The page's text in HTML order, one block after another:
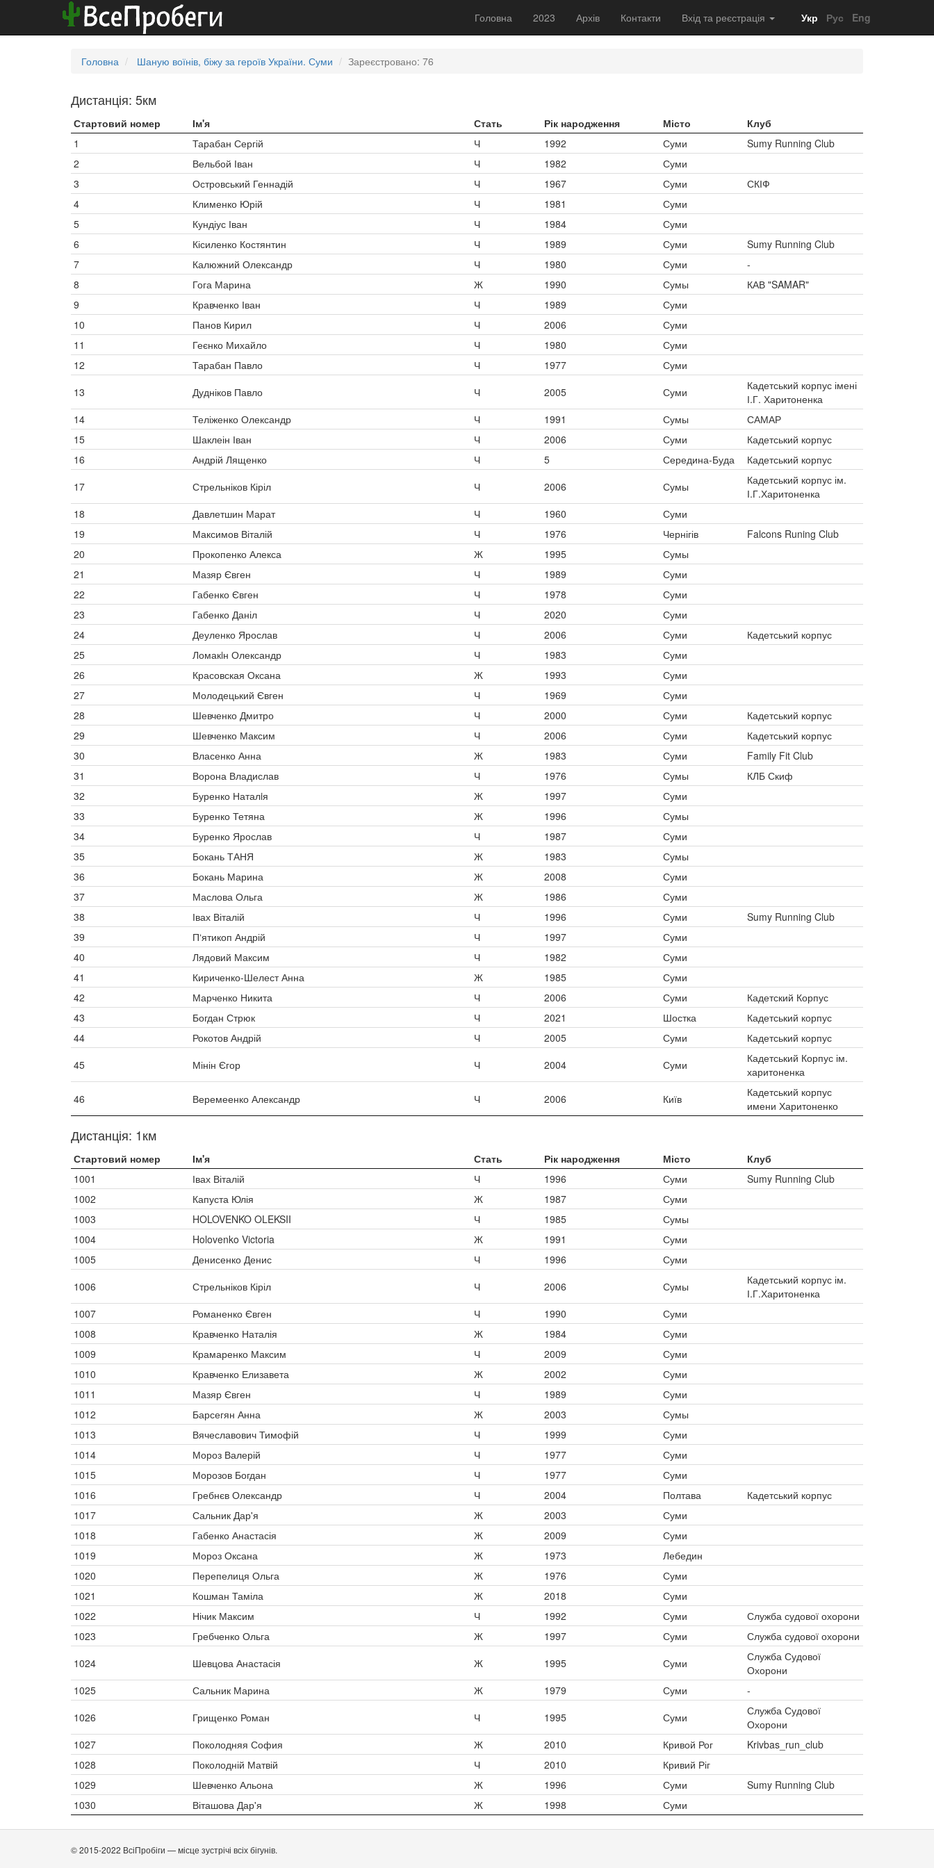
Головна 2023 Архів Контакти Вхід та реєстрація Укр Рус Eng
Головна Шаную воїнів, біжу за героїв України. Суми Зареєстровано: 76
Дистанція: 5км
Стартовий номер Ім'я Стать Рік народження Місто
Клуб
1
Тарабан Сергій Ч 1992 Суми
Sumy Running Club
2
Вельбой Іван Ч 1982
Суми
3
Островський Геннадій Ч 1967 Суми
СКІФ
4
Клименко Юрій Ч 1981
Суми
5
Кундіус Іван Ч 1984
Суми
6
Кісиленко Костянтин Ч 1989 Суми
Sumy Running Club
7
Калюжний Олександр Ч 1980 Суми
-
8
Гога Марина Ж 1990 Сумы
КАВ "SAMAR"
9
Кравченко Іван Ч 1989
Суми
10
Панов Кирил Ч 2006
Суми
11
Геєнко Михайло Ч 1980
Суми
12
Тарабан Павло Ч 1977
Суми
13
Дудніков Павло Ч 2005 Суми
Кадетський корпус імені
І.Г. Харитоненка
14
Теліженко Олександр Ч 1991 Сумы
САМАР
15
Шаклеін Іван Ч 2006 Суми
Кадетський корпус
16
Андрій Лященко Ч 5 Середина-Буда
Кадетський корпус
17
Стрельніков Кіріл Ч 2006 Сумы
Кадетський корпус ім.
І.Г.Харитоненка
18
Давлетшин Марат Ч 1960
Суми
19
Максимов Віталій Ч 1976 Чернігів
Falcons Runing Club
20
Прокопенко Алекса Ж 1995
Сумы
21
Мазяр Євген Ч 1989
Суми
22
Габенко Євген Ч 1978
Суми
23
Габенко Даніл Ч 2020
Суми
24
Деуленко Ярослав Ч 2006 Суми
Кадетський корпус
25
Ломакiн Олександр Ч 1983
Суми
26
Красовская Оксана Ж 1993
Суми
27
Молодецький Євген Ч 1969
Суми
28
Шевченко Дмитро Ч 2000 Суми
Кадетський корпус
29
Шевченко Максим Ч 2006 Суми
Кадетський корпус
30
Власенко Анна Ж 1983 Суми
Family Fit Club
31
Ворона Владислав Ч 1976 Сумы
КЛБ Скиф
32
Буренко Наталiя Ж 1997
Суми
33
Буренко Тетяна Ж 1996
Сумы
34
Буренко Ярослав Ч 1987
Суми
35
Бокань ТАНЯ Ж 1983
Сумы
36
Бокань Марина Ж 2008
Суми
37
Маслова Ольга Ж 1986
Суми
38
Івах Віталій Ч 1996 Суми
Sumy Running Club
39
П‘ятикоп Андрій Ч 1997
Суми
40
Лядовий Максим Ч 1982
Суми
41
Кириченко-Шелест Анна Ж 1985
Суми
42
Марченко Никита Ч 2006 Суми
Кадетский Корпус
43
Богдан Стрюк Ч 2021 Шостка
Кадетський корпус
44
Рокотов Андрій Ч 2005 Суми
Кадетський корпус
45
Мінін Єгор Ч 2004 Суми
Кадетський Корпус ім.
харитоненка
46
Веремеенко Александр Ч 2006 Київ
Кадетський корпус
имени Харитоненко
Дистанція: 1км
Стартовий номер Ім'я Стать Рік народження Місто
Клуб
1001
Івах Віталій Ч 1996 Суми
Sumy Running Club
1002
Капуста Юлія Ж 1987
Суми
1003
HOLOVENKO OLEKSII Ч 1985
Сумы
1004
Holovenko Victoria Ж 1991
Суми
1005
Денисенко Денис Ч 1996
Суми
1006
Стрельніков Кіріл Ч 2006 Сумы
Кадетський корпус ім.
І.Г.Харитоненка
1007
Романенко Євген Ч 1990
Суми
1008
Кравченко Наталія Ж 1984
Суми
1009
Крамаренко Максим Ч 2009
Суми
1010
Кравченко Елизавета Ж 2002
Суми
1011
Мазяр Євген Ч 1989
Суми
1012
Барсегян Анна Ж 2003
Сумы
1013
Вячеславович Тимофій Ч 1999
Суми
1014
Мороз Валерій Ч 1977
Суми
1015
Морозов Богдан Ч 1977
Суми
1016
Гребнєв Олександр Ч 2004 Полтава
Кадетський корпус
1017
Сальник Дар'я Ж 2003
Суми
1018
Габенко Анастасія Ж 2009
Суми
1019
Мороз Оксана Ж 1973
Лебедин
1020
Перепелиця Ольга Ж 1976
Суми
1021
Кошман Таміла Ж 2018
Суми
1022
Нічик Максим Ч 1992 Суми
Служба судової охорони
1023
Гребченко Ольга Ж 1997 Суми
Служба судової охорони
1024
Шевцова Анастасія Ж 1995 Суми
Служба Судової
Охорони
1025
Сальник Марина Ж 1979 Суми
-
1026
Грищенко Роман Ч 1995 Суми
Служба Судової
Охорони
1027
Поколодняя София Ж 2010 Кривой Рог
Krivbas_run_club
1028
Поколодній Матвій Ч 2010
Кривий Ріг
1029
Шевченко Альона Ж 1996 Суми
Sumy Running Club
1030
Віташова Дар'я Ж 1998 Суми
© 2015-2022 ВсіПробіги — місце зустрічі всіх бігунів.